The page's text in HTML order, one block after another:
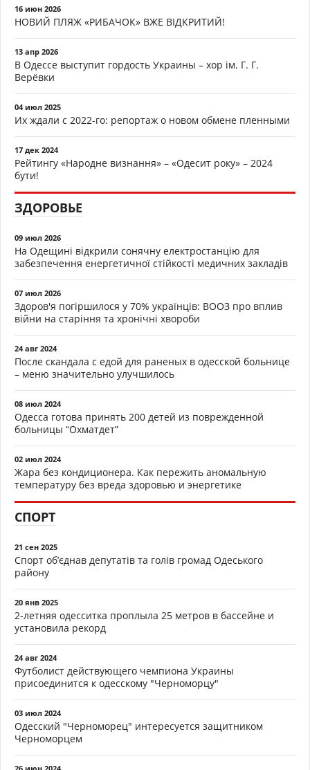
16 июн 2026
НОВИЙ ПЛЯЖ «РИБАЧОК» ВЖЕ ВІДКРИТИЙ!
13 апр 2026
В Одессе выступит гордость Украины – хор ім. Г. Г.
Верёвки
04 июл 2025
Их ждали с 2022-го: репортаж о новом обмене пленными
17 дек 2024
Рейтингу «Народне визнання» – «Одесит року» – 2024
бути!
ЗДОРОВЬЕ
09 июл 2026
На Одещині відкрили сонячну електростанцію для
забезпечення енергетичної стійкості медичних закладів
07 июл 2026
Здоров'я погіршилося у 70% українців: ВООЗ про вплив
війни на старіння та хронічні хвороби
24 авг 2024
После скандала с едой для раненых в одесской больнице
– меню значительно улучшилось
08 июл 2024
Одесса готова принять 200 детей из поврежденной
больницы “Охматдет”
02 июл 2024
Жара без кондиционера. Как пережить аномальную
температуру без вреда здоровью и энергетике
СПОРТ
21 сен 2025
Спорт об’єднав депутатів та голів громад Одеського
району
20 янв 2025
2-летняя одесситка проплыла 25 метров в бассейне и
установила рекорд
24 авг 2024
Футболист действующего чемпиона Украины
присоединится к одесскому "Черноморцу"
03 июл 2024
Одесский "Черноморец" интересуется защитником
Черноморцем